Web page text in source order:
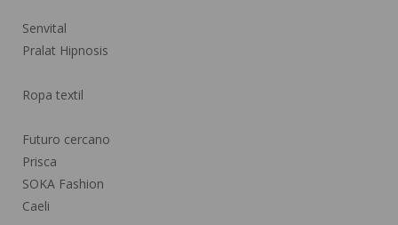
Senvital
Pralat Hipnosis
Ropa textil
Futuro cercano
Prisca
SOKA Fashion
Caeli